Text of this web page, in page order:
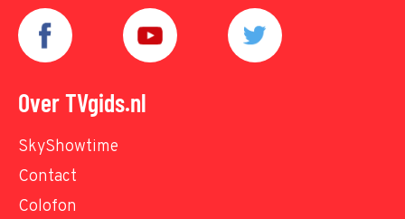
Over TVgids.nl
SkyShowtime
Contact
Colofon